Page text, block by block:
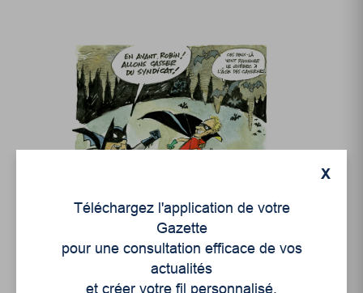
Attaques en règle
contre les syndicats
X
Téléchargez l'application de votre
Gazette
pour une consultation efficace de vos
actualités
et créer votre fil personnalisé.